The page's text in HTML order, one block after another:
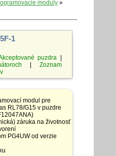
moduly »
1
puzdra
Zoznam
modul pre
RL78/G15 v puzdre
záruka na životnosť
PG4UW od verzie